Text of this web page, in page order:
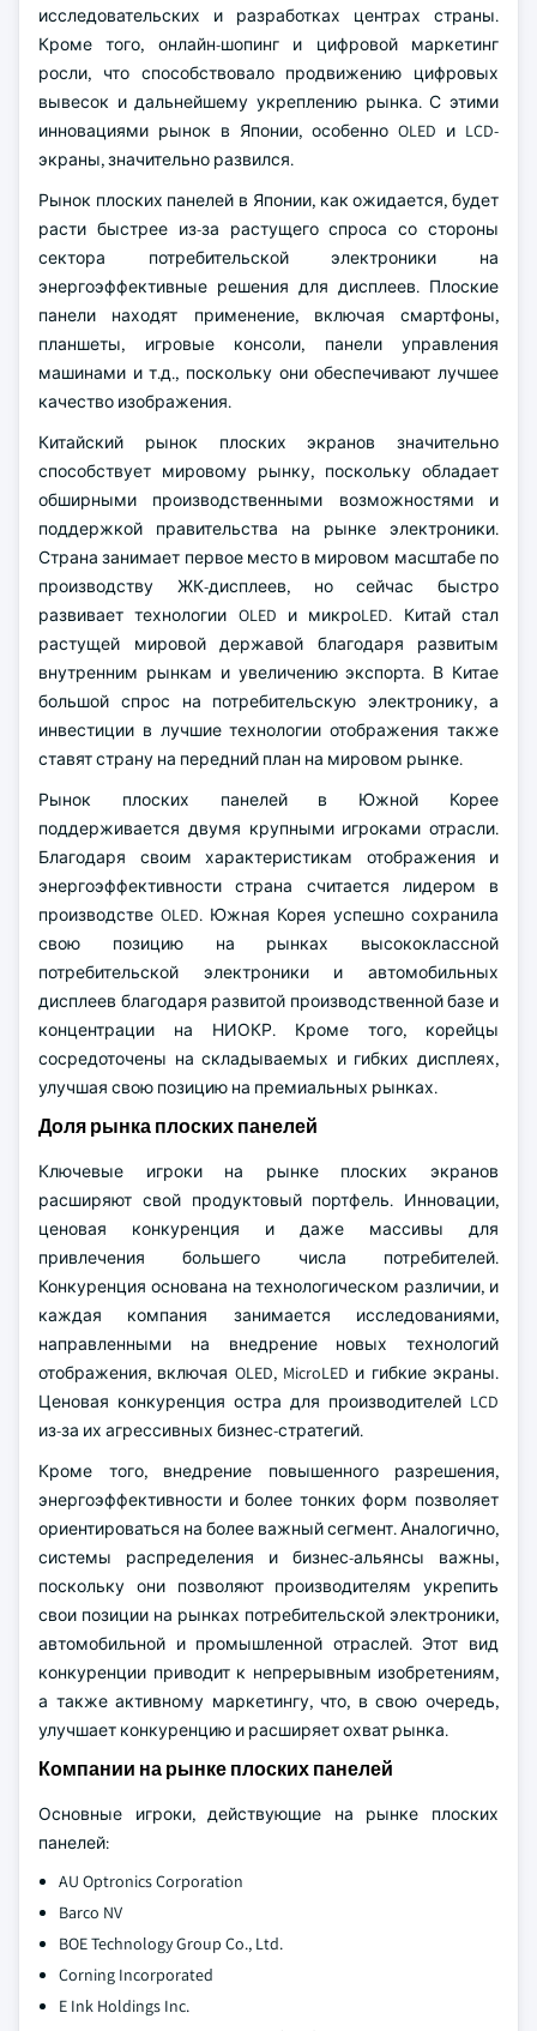
исследовательских и разработках центрах страны.
Кроме того, онлайн-шопинг и цифровой маркетинг
росли, что способствовало продвижению цифровых
вывесок и дальнейшему укреплению рынка. С этими
инновациями рынок в Японии, особенно OLED и LCD-
экраны, значительно развился.
Рынок плоских панелей в Японии, как ожидается, будет
расти быстрее из-за растущего спроса со стороны
сектора потребительской электроники на
энергоэффективные решения для дисплеев. Плоские
панели находят применение, включая смартфоны,
планшеты, игровые консоли, панели управления
машинами и т.д., поскольку они обеспечивают лучшее
качество изображения.
Китайский рынок плоских экранов значительно
способствует мировому рынку, поскольку обладает
обширными производственными возможностями и
поддержкой правительства на рынке электроники.
Страна занимает первое место в мировом масштабе по
производству ЖК-дисплеев, но сейчас быстро
развивает технологии OLED и микроLED. Китай стал
растущей мировой державой благодаря развитым
внутренним рынкам и увеличению экспорта. В Китае
большой спрос на потребительскую электронику, а
инвестиции в лучшие технологии отображения также
ставят страну на передний план на мировом рынке.
Рынок плоских панелей в Южной Корее
поддерживается двумя крупными игроками отрасли.
Благодаря своим характеристикам отображения и
энергоэффективности страна считается лидером в
производстве OLED. Южная Корея успешно сохранила
свою позицию на рынках высококлассной
потребительской электроники и автомобильных
дисплеев благодаря развитой производственной базе и
концентрации на НИОКР. Кроме того, корейцы
сосредоточены на складываемых и гибких дисплеях,
улучшая свою позицию на премиальных рынках.
Доля рынка плоских панелей
Ключевые игроки на рынке плоских экранов
расширяют свой продуктовый портфель. Инновации,
ценовая конкуренция и даже массивы для
привлечения большего числа потребителей.
Конкуренция основана на технологическом различии, и
каждая компания занимается исследованиями,
направленными на внедрение новых технологий
отображения, включая OLED, MicroLED и гибкие экраны.
Ценовая конкуренция остра для производителей LCD
из-за их агрессивных бизнес-стратегий.
Кроме того, внедрение повышенного разрешения,
энергоэффективности и более тонких форм позволяет
ориентироваться на более важный сегмент. Аналогично,
системы распределения и бизнес-альянсы важны,
поскольку они позволяют производителям укрепить
свои позиции на рынках потребительской электроники,
автомобильной и промышленной отраслей. Этот вид
конкуренции приводит к непрерывным изобретениям,
а также активному маркетингу, что, в свою очередь,
улучшает конкуренцию и расширяет охват рынка.
Компании на рынке плоских панелей
Основные игроки, действующие на рынке плоских
панелей:
AU Optronics Corporation
Barco NV
BOE Technology Group Co., Ltd.
Corning Incorporated
E Ink Holdings Inc.